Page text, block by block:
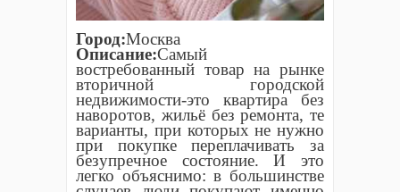
Город:Москва
Описание:Самый
востребованный товар на рынке
вторичной городской
недвижимости-это квартира без
наворотов, жильё без ремонта, те
варианты, при которых не нужно
при покупке переплачивать за
безупречное состояние. И это
легко объяснимо: в большинстве